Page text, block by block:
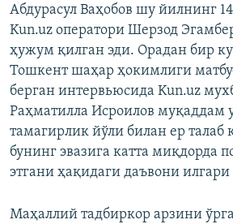
Абдурасул Ваҳобов шу йилнинг
Kun.uz оператори Шерзод
ҳужум қилган эди. Орадан бир
Тошкент шаҳар ҳокимлиги
берган интервьюсида Kun.uz
Раҳматилла Исроилов муқаддам
тамагирлик йўли билан ер талаб
бунинг эвазига катта миқдорда
этгани ҳақидаги даъвони илгари
Маҳаллий тадбиркор арзини